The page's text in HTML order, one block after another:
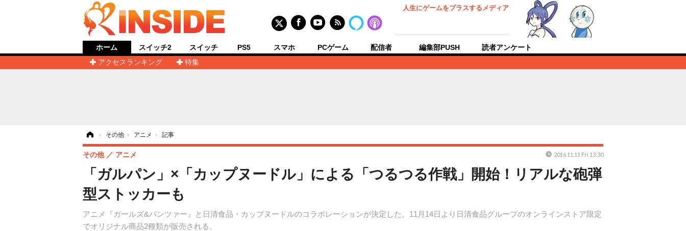
人生にゲームをプラスするメディア
ホーム
アクセスランキング
特集
スイッチ2 スイッチ PS5 スマホ PCゲーム 配信者 編集部PUSH 読者アンケート
› その他 › アニメ › 記事
「ガルパン」×「カップヌードル」による「つるつる作戦」開始！リアルな砲弾
型ストッカーも
アニメ『ガールズ&パンツァー』と日清食品・カップヌードルのコラボレーションが決定した。11月14日より日清食品グループのオンラインストア限定
でオリジナル商品2種類が販売される。
その他 アニメ 2016.11.11 Fri 13:30